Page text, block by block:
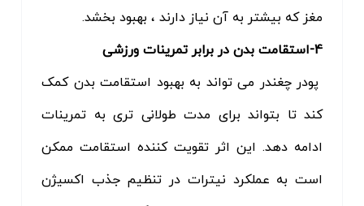
مغز که بیشتر به آن نیاز دارند ، بهبود بخشد.
4-استقامت بدن در برابر تمرینات ورزشی
پودر چغندر می تواند به بهبود استقامت بدن کمک
کند تا بتواند برای مدت طولانی تری به تمرینات
ادامه دهد. این اثر تقویت کننده استقامت ممکن
است به عملکرد نیترات در تنظیم جذب اکسیژن